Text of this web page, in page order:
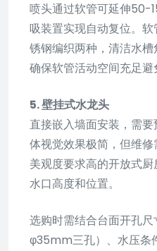
喷头通过软管可延伸50-
吸装置实现自动复位。
锈钢编织两种，清洁水
确保软管活动空间充足避
5. 壁挂式水龙头
直接嵌入墙面安装，需
体视觉效果极简，但维
美观度要求高的开放式
水口高度和位置。
选购时需结合台面开孔
φ35mm三孔）、水压条